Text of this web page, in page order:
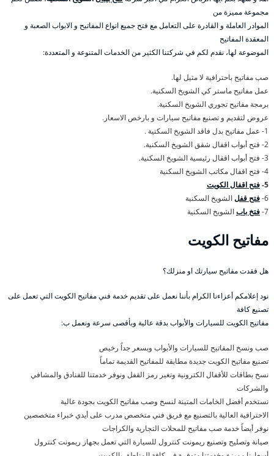
مجموعة مميزة من
الموادر العاملة و القادرة على التعامل مع فتح جميع انواع المفاتيح و الابواب الصعبة و
المعقدة المفاتيح
الموضوعة لها، نقدم لكم في شركتنا الكثير من الخدمات المتنوعة و المتعددة:
صب مفاتيح باحترافية لا مثيل لها.
عمل مفاتيح ماستر كي الشويخ السكنية.
برمجة مفاتيح تجوري الشويخ السكنية.
عروض لتقديم و تصنيع مفاتيح سيارات و بارخص الاسعار.
1- عمل مفاتيح بدل فاقد الشويخ السكنية .
2- فتح أبواب اقفال شقق الشويخ السكنية.
3- فتح أبواب اقفال رئيسية الشويخ السكنية.
4- فتح اقفال مكاتب الشويخ السكنية
5- فتح اقفال الكويت
6- فتح قفلالشويخ السكنية
7- فتخ بابالشويخ السكنية
مفاتيح الكويت
هل فقدت مفاتيح سيارتك او منزلك؟
نود إعلامكم أعزاءنا الكرام بأننا نعمل على تقديم خدمة فني مفاتيح الكويت التي تعمل على
تصنيع كافة
مفاتيح الكويت للسيارات والأبواب بدقة عالية وبأقصى سرعة ونعمل ب:
صب ونسخ المفاتيح للسيارات والأبواب وبسعر جداً رخيص
تصنيع مفاتيح الكويت جديدة مطابقة للمفاتيح القديمة تماماً
نسخ بطاقات للأقفال الكترونية وتغير رمز القفل ونوفر خدمتنا للفنادق والمشافي
والشركات
نستخدم أفضل الخامات المتينة لنسخ وصب مفاتيح الكويت بجودة عالية
الاحترافية العالية بالتصنيع مع فريق فني متخصص مدرب على أيدي خبراء متخصصين
نوفر أيضاً خدمة صب مفاتيح للمحلات التجارية والكراجات
صيانة وتصليح وتصنيع ريمونت كنترول للسيارة التي تعمل بجهاز ريمونت كنترول